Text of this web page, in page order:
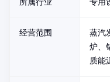
所属行业 专用
经营范围
蒸汽
炉、
质能